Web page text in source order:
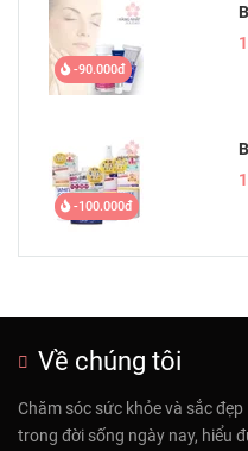
-90.000đ
-100.000đ
Về chúng tôi
Chăm sóc sức khỏe và sắc
trong đời sống ngày nay, hiểu